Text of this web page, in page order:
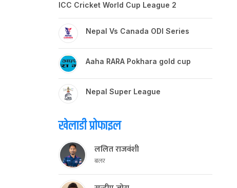
ICC Cricket World Cup League 2
Nepal Vs Canada ODI Series
Aaha RARA Pokhara gold cup
Nepal Super League
खेलाडी प्रोफाइल
ललित राजवंशी
बलर